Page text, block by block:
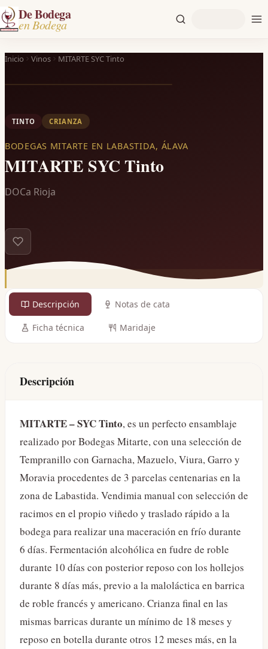
De Bodega
en Bodega
Inicio Vinos MITARTE SYC Tinto
TINTO CRIANZA
BODEGAS MITARTE EN LABASTIDA, ÁLAVA
MITARTE SYC Tinto
DOCa Rioja
Descripción Notas de cata
Ficha técnica Maridaje
Descripción
MITARTE – SYC Tinto, es un perfecto ensamblaje
realizado por Bodegas Mitarte, con una selección de
Tempranillo con Garnacha, Mazuelo, Viura, Garro y
Moravia procedentes de 3 parcelas centenarias en la
zona de Labastida. Vendimia manual con selección de
racimos en el propio viñedo y traslado rápido a la
bodega para realizar una maceración en frío durante
6 días. Fermentación alcohólica en fudre de roble
durante 10 días con posterior reposo con los hollejos
durante 8 días más, previo a la maloláctica en barrica
de roble francés y americano. Crianza final en las
mismas barricas durante un mínimo de 18 meses y
reposo en botella durante otros 12 meses más, en la